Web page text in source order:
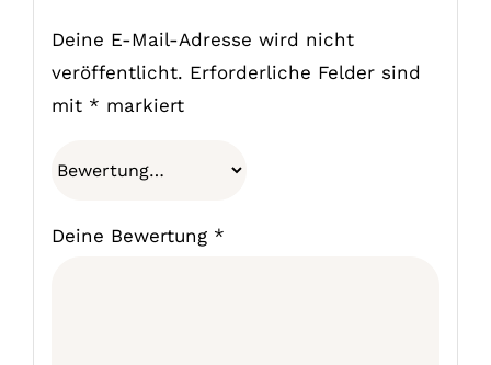
Deine E-Mail-Adresse wird nicht
veröffentlicht. Erforderliche Felder sind
mit * markiert
Deine Bewertung *